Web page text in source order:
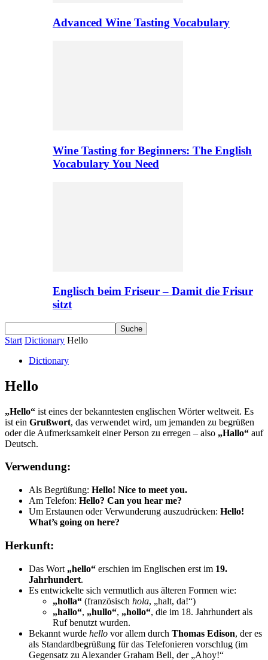
Advanced Wine Tasting Vocabulary
Wine Tasting for Beginners: The English
Vocabulary You Need
Englisch beim Friseur – Damit die Frisur
sitzt
Start Dictionary Hello
Dictionary
Hello
„Hello“ ist eines der bekanntesten englischen Wörter weltweit. Es
ist ein Grußwort, das verwendet wird, um jemanden zu begrüßen
oder die Aufmerksamkeit einer Person zu erregen – also „Hallo“ auf
Deutsch.
Verwendung:
Als Begrüßung: Hello! Nice to meet you.
Am Telefon: Hello? Can you hear me?
Um Erstaunen oder Verwunderung auszudrücken: Hello!
What’s going on here?
Herkunft:
Das Wort „hello“ erschien im Englischen erst im 19.
Jahrhundert.
Es entwickelte sich vermutlich aus älteren Formen wie:
„holla“ (französisch hola, „halt, da!“)
„hallo“, „hullo“, „hollo“, die im 18. Jahrhundert als
Ruf benutzt wurden.
Bekannt wurde hello vor allem durch Thomas Edison, der es
als Standardbegrüßung für das Telefonieren vorschlug (im
Gegensatz zu Alexander Graham Bell, der „Ahoy!“